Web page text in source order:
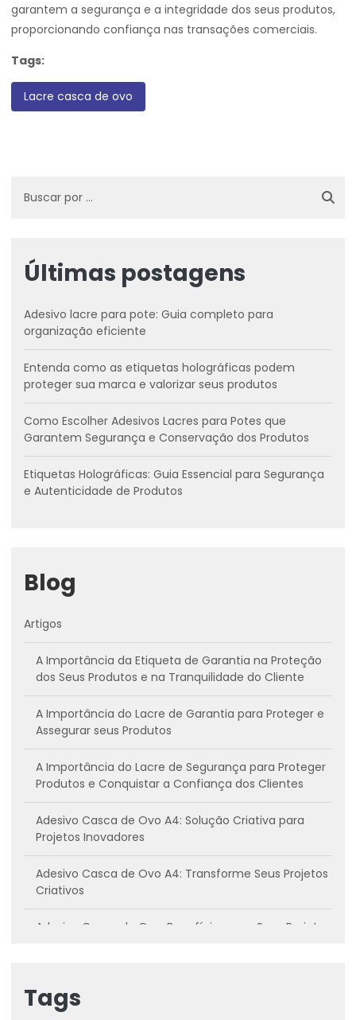
garantem a segurança e a integridade dos seus produtos,
proporcionando confiança nas transações comerciais.
Tags:
Lacre casca de ovo
Últimas postagens
Adesivo lacre para pote: Guia completo para
organização eficiente
Entenda como as etiquetas holográficas podem
proteger sua marca e valorizar seus produtos
Como Escolher Adesivos Lacres para Potes que
Garantem Segurança e Conservação dos Produtos
Etiquetas Holográficas: Guia Essencial para Segurança
e Autenticidade de Produtos
Blog
Artigos
A Importância da Etiqueta de Garantia na Proteção
dos Seus Produtos e na Tranquilidade do Cliente
A Importância do Lacre de Garantia para Proteger e
Assegurar seus Produtos
A Importância do Lacre de Segurança para Proteger
Produtos e Conquistar a Confiança dos Clientes
Adesivo Casca de Ovo A4: Solução Criativa para
Projetos Inovadores
Adesivo Casca de Ovo A4: Transforme Seus Projetos
Criativos
Adesivo Casca de Ovo: Benefícios para Seus Projetos
como utilizar
Tags